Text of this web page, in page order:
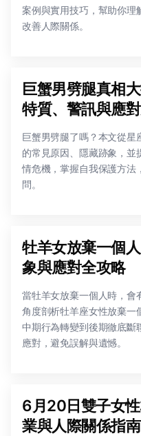
案例與實用技巧，幫助你理
改善人際關係。
巨蟹男劈腿真相
特質、警訊與應
巨蟹男劈腿了嗎？本文從星
的常見原因、隱藏跡象，並
情危機，掌握自我保護方法
問。
牡羊女放棄一個
象與應對全攻略
當牡羊女放棄一個人時，會
角度剖析牡羊座女性放棄一
中期行為轉變到後期徹底斷
應對，避免誤解與遺憾。
6月20日雙子女
業與人際關係指南